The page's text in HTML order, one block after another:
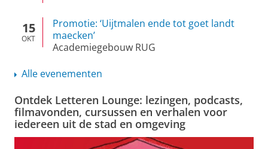
15
OKT
Promotie: ‘Uijtmalen ende tot goet landt
maecken’
Academiegebouw RUG
Alle evenementen
Ontdek Letteren Lounge: lezingen, podcasts,
filmavonden, cursussen en verhalen voor
iedereen uit de stad en omgeving